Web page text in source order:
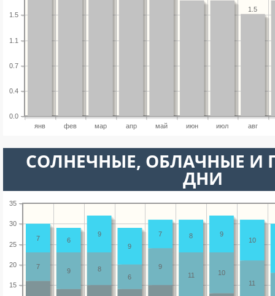
янв фев мар апр май июн июл авг
0.0
0.4
0.7
1.1
1.5
1.5
CОЛНЕЧНЫЕ, ОБЛАЧНЫЕ И
ДНИ
15
20
25
30
35
11
10
11
9
6
8
9
7
10
9
8
7
9
9
6
7